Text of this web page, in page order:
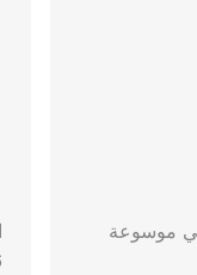
موسوعة